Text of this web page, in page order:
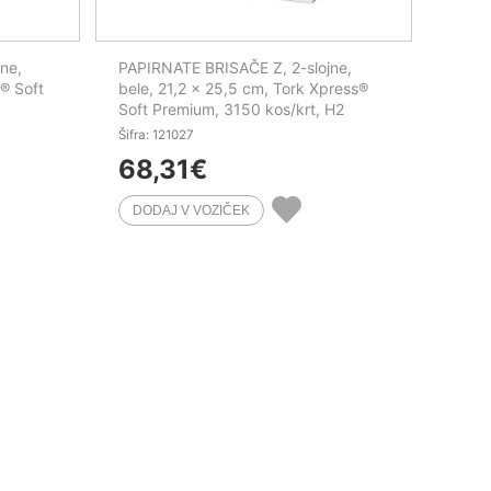
Soft
PAPIRNATE BRISAČE Z, 2-slojne,
bele, 21,2 x 25,5 cm, Tork Xpress®
Soft Premium, 3150 kos/krt, H2
Šifra: 121027
68,31€